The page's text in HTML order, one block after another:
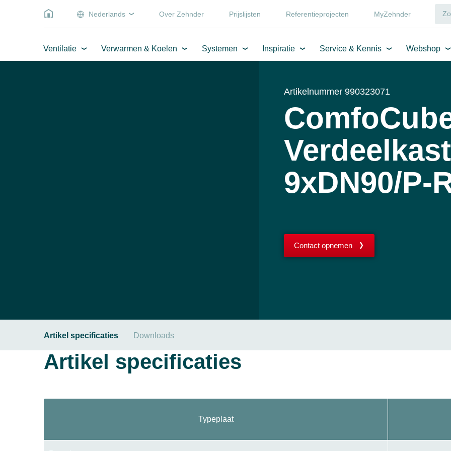
Nederlands Over Zehnder Prijslijsten Referentieprojecten MyZehnder
Ventilatie Verwarmen & Koelen Systemen Inspiratie Service & Kennis Webshop
Artikelnummer 990323071
9xDN90/P-
Contact opnemen
Artikel specificaties Downloads
Artikel specificaties
Typeplaat